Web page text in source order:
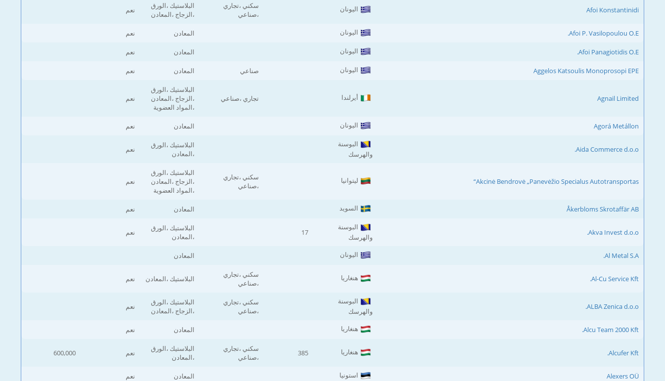
Afoi Konstantinidi اليونان
سكني ،تجاري
،صناعي
البلاستيك ،الورق
،الزجاج ،المعادن
نعم
Afoi P. Vasilopoulou O.E. اليونان المعادن نعم
Afoi Panagiotidis O.E. اليونان المعادن نعم
Aggelos Katsoulis Monoprosopi EPE اليونان صناعي المعادن نعم
Agnail Limited أيرلندا تجاري ،صناعي
البلاستيك ،الورق
،الزجاج ،المعادن
،المواد العضوية
نعم
Agorá Metállon اليونان المعادن نعم
Aida Commerce d.o.o.
البوسنة
والهرسك
البلاستيك ،الورق
،المعادن
نعم
Akcinė Bendrovė „Panevėžio Specialus Autotransportas“ ليتوانيا
سكني ،تجاري
،صناعي
البلاستيك ،الورق
،الزجاج ،المعادن
،المواد العضوية
نعم
Åkerbloms Skrotaffär AB السويد المعادن نعم
Akva Invest d.o.o.
البوسنة
والهرسك
17
البلاستيك ،الورق
،المعادن
نعم
Al Metal S.A. اليونان المعادن
Al-Cu Service Kft. هنغاريا
سكني ،تجاري
،صناعي
البلاستيك ،المعادن نعم
ALBA Zenica d.o.o.
البوسنة
والهرسك
سكني ،تجاري
،صناعي
البلاستيك ،الورق
،الزجاج ،المعادن
نعم
Alcu Team 2000 Kft. هنغاريا المعادن نعم
Alcufer Kft. هنغاريا 385
سكني ،تجاري
،صناعي
البلاستيك ،الورق
،المعادن
نعم 600,000
Alexers OÜ استونيا المعادن نعم